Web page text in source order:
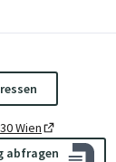
Wien
abfragen